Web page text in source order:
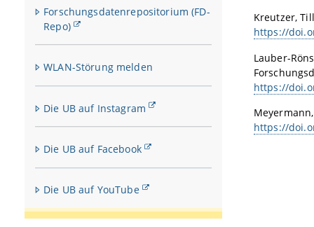
Forschungsdatenrepositorium (FD-
Repo)
WLAN-Störung melden
Die UB auf Instagram
Die UB auf Facebook
Die UB auf YouTube
[1]
https://
Kreutzer,
https://
Lauber-
https://
https://